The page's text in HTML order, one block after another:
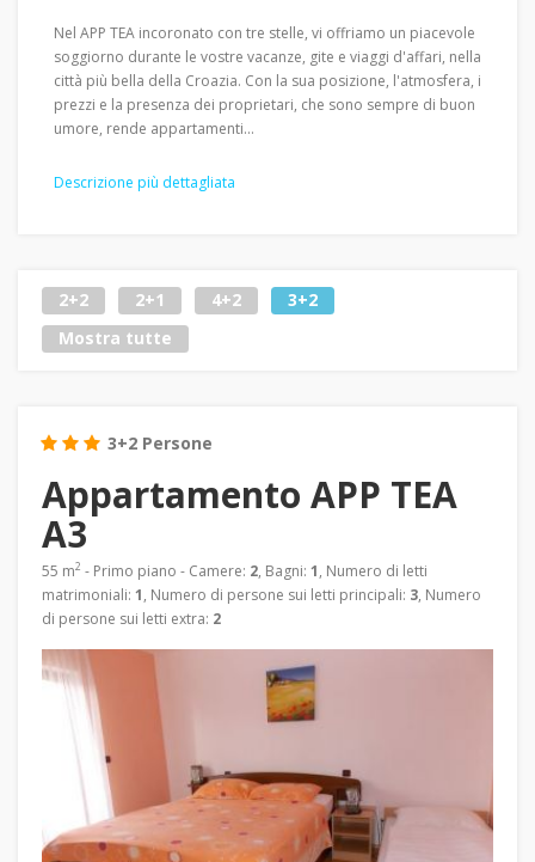
Nel APP TEA incoronato con tre stelle, vi offriamo un piacevole
soggiorno durante le vostre vacanze, gite e viaggi d'affari, nella
città più bella della Croazia. Con la sua posizione, l'atmosfera, i
prezzi e la presenza dei proprietari, che sono sempre di buon
umore, rende appartamenti...
Descrizione più dettagliata
2+2 2+1 4+2
3+2
Mostra tutte
3+2 Persone
Appartamento APP TEA
A3
55 m2 - Primo piano - Camere: 2, Bagni: 1, Numero di letti
matrimoniali: 1, Numero di persone sui letti principali: 3, Numero
di persone sui letti extra: 2